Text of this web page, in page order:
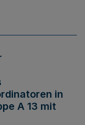
in
A 13 mit